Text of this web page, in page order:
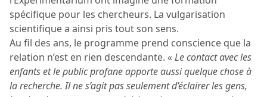
spécifique pour les chercheurs. La vulgarisation
scientifique a ainsi pris tout son sens.
Au fil des ans, le programme prend conscience que la
relation n’est en rien descendante. «Le contact avec les
enfants et le public profane apporte aussi quelque chose à
la recherche. Il ne s’agit pas seulement d’éclairer les gens,